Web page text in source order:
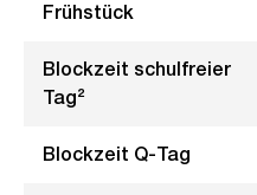
Frühstück
Blockzeit schulfreier
Tag²
Blockzeit Q-Tag